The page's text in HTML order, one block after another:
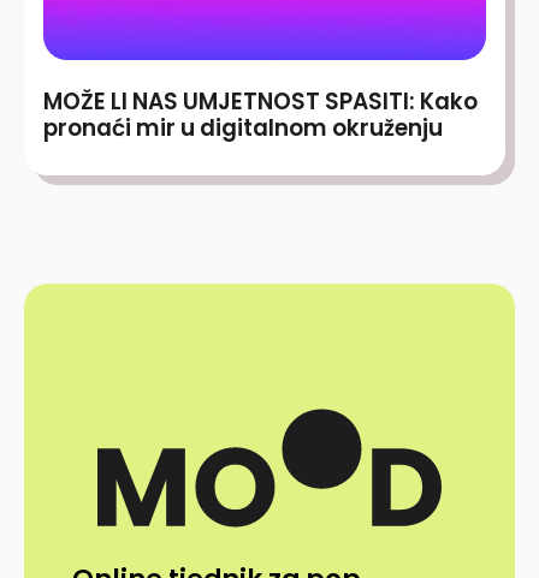
MOŽE LI NAS UMJETNOST SPASITI: Kako
pronaći mir u digitalnom okruženju